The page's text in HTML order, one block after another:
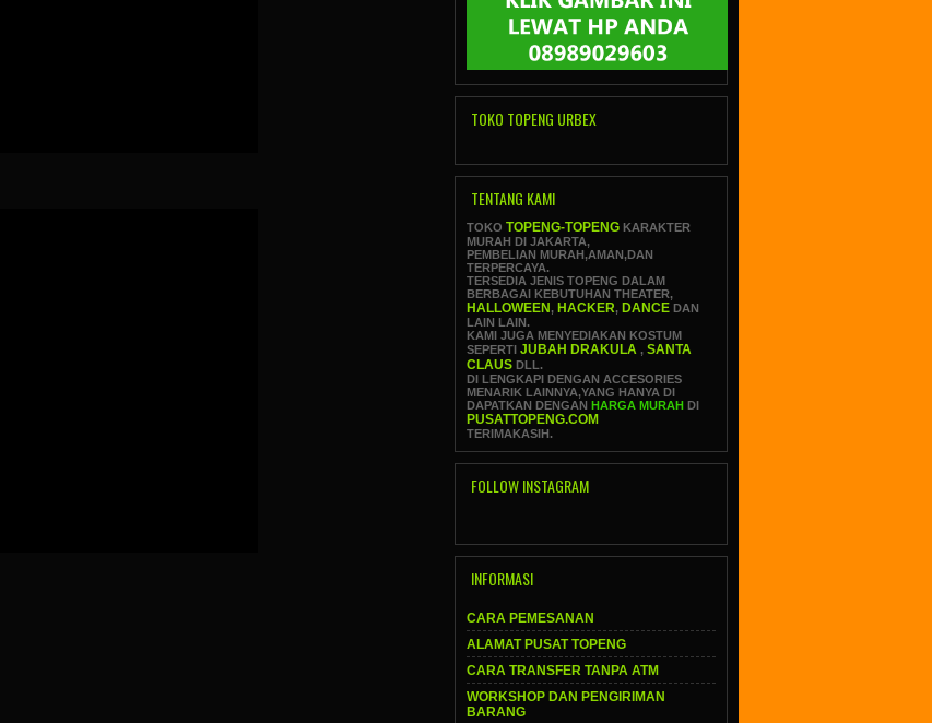
TOKO TOPENG URBEX
TENTANG KAMI
TOKO TOPENG-TOPENG KARAKTER
MURAH DI JAKARTA,
PEMBELIAN MURAH,AMAN,DAN
TERPERCAYA.
TERSEDIA JENIS TOPENG DALAM
BERBAGAI KEBUTUHAN THEATER,
HALLOWEEN , HACKER, DANCE DAN
LAIN LAIN.
KAMI JUGA MENYEDIAKAN KOSTUM
SEPERTI JUBAH DRAKULA , SANTA
CLAUS DLL.
DI LENGKAPI DENGAN ACCESORIES
MENARIK LAINNYA,YANG HANYA DI
DAPATKAN DENGAN HARGA MURAH DI
PUSATTOPENG.COM
TERIMAKASIH.
FOLLOW INSTAGRAM
INFORMASI
CARA PEMESANAN
ALAMAT PUSAT TOPENG
CARA TRANSFER TANPA ATM
WORKSHOP DAN PENGIRIMAN
BARANG